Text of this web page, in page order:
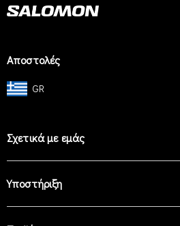
Αποστολές
GR
Σχετικά με εμάς
Υποστήριξη